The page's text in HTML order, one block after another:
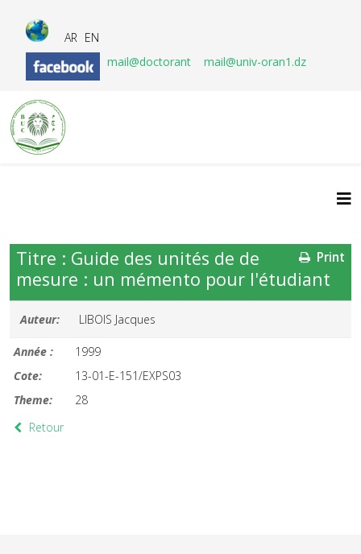
AR EN
mail@doctorant
mail@univ-oran1.dz
Print
Titre : Guide des unités de de
mesure : un mémento pour l'étudiant
Auteur: LIBOIS Jacques
Année :
1999
Cote:
13-01-E-151/EXPS03
Theme:
28
Retour